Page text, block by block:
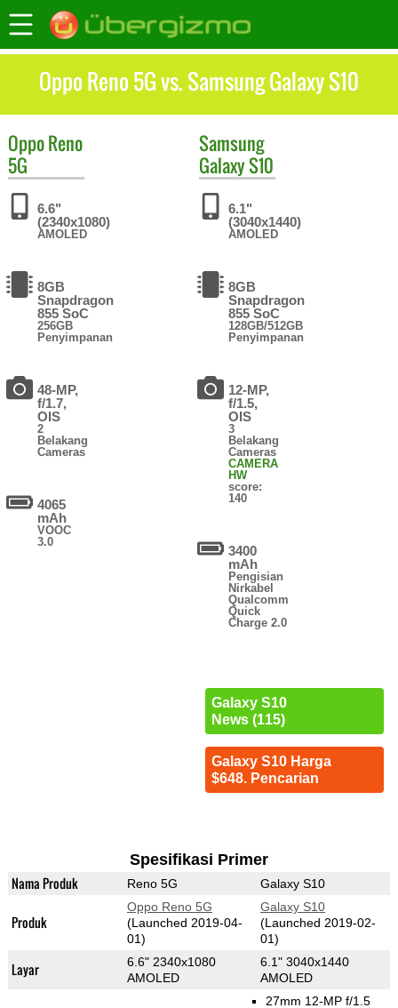
Oppo Reno 5G vs. Samsung Galaxy S10
OppoReno
5G
6.6"
(2340x1080)
AMOLED
8GB
Snapdragon
855 SoC
256GB
Penyimpanan
48-MP,
f/1.7,
OIS
2
Belakang
Cameras
4065
mAh
VOOC
3.0
Samsung
Galaxy S10
6.1"
(3040x1440)
AMOLED
8GB
Snapdragon
855 SoC
128GB/512GB
Penyimpanan
12-MP,
f/1.5,
OIS
3
Belakang
Cameras
CAMERA
HW
score:
140
3400
mAh
Pengisian
Nirkabel
Qualcomm
Quick
Charge 2.0
Galaxy S10
News (115)
Galaxy S10 Harga
$648. Pencarian
Spesifikasi Primer
Nama Produk Reno 5G Galaxy S10
Produk
Oppo Reno 5G
(Launched 2019-04-
01)
Galaxy S10
(Launched 2019-02-
01)
Layar
6.6" 2340x1080
AMOLED
6.1" 3040x1440
AMOLED
27mm 12-MP f/1.5